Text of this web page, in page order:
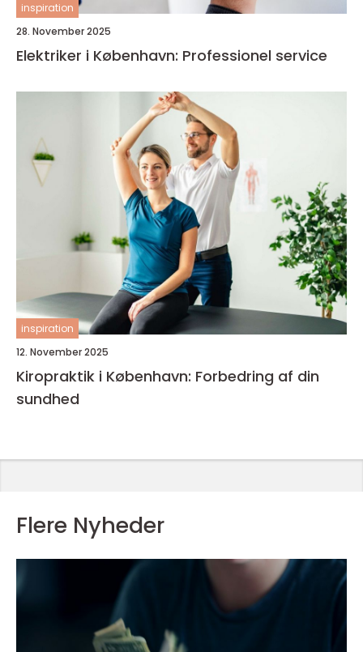
inspiration
28. November 2025
Elektriker i København: Professionel service
inspiration
12. November 2025
Kiropraktik i København: Forbedring af din
sundhed
Flere Nyheder